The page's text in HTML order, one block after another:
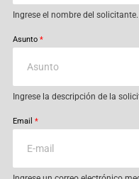
Ingrese el nombre del
Asunto *
Ingrese la descripción de la
Email *